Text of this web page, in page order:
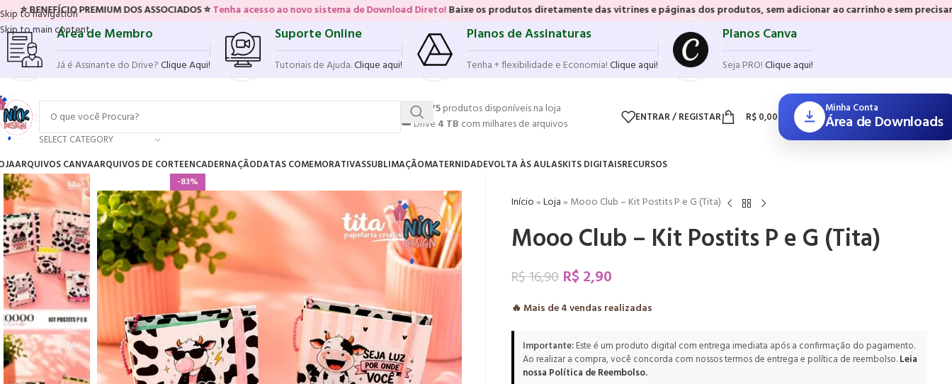
Skip to navigation
Skip to main content
PREMIUM DOS ASSOCIADOS ⭐Tenha acesso ao novo sistema de Download Direto!Baixe os produtos diretamente das vitrines e páginas dos produtos, sem adicionar ao carrinho e sem precisar realizar
Área de Membro
Já é Assinante do Drive?Clique Aqui!
Suporte Online
Tutoriais de Ajuda.Clique aqui!
Planos de Assinaturas
Tenha + flexibilidade e Economia!Clique aqui!
Planos Canva
Seja PRO!Clique aqui!
SELECT CATEGORY
💥17.575produtos disponíveis na loja
☁️ Drive 4 TB com milhares de arquivos ENTRAR / REGISTAR R$0,00
Minha Conta
Área de Downloads
ARQUIVOS CANVAARQUIVOS DE CORTEENCADERNAÇÃODATAS COMEMORATIVASSUBLIMAÇÃOMATERNIDADEVOLTA ÀS AULASKITS DIGITAISRECURSOS
-83%
Início»Loja» Mooo Club – Kit Postits P e G (Tita)
Mooo Club – Kit Postits P e G (Tita)
R$16,90 R$ 2,90
🔥 Mais de4vendas realizadas
Importante:Este é um produto digital com entrega imediata após a confirmação do pagamento.
Ao realizar a compra, você concorda com nossos termos de entrega e política de reembolso.Leia
nossa Política de Reembolso.